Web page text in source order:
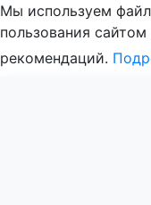
Мы используем
пользования
рекомендаций.